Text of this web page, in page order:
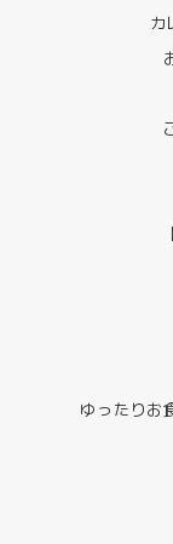
カ
ゆったりお